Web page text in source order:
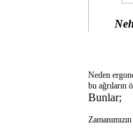
Neden
bu ağrıların
Bunlar;